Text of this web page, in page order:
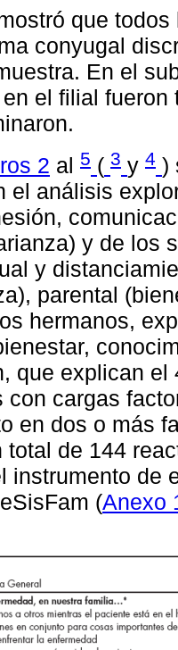
que
conyugal
En el
el filial
2 al 5 ( 3 y 4 )
el análisis
y de los
y
parental
hermanos,
que explican
con cargas
en dos o más
total de 144
instrumento de
(Anexo